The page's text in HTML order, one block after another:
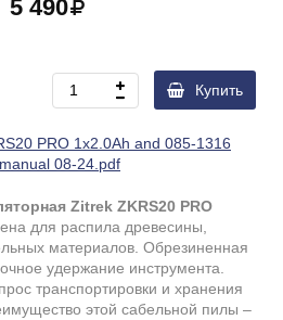
5 490
Купить
PRO 1x2.0Ah and 085-1316
08-24.pdf
Zitrek ZKRS20 PRO
для распила древесины,
материалов. Обрезиненная
удержание инструмента.
транспортировки и хранения
этой сабельной пилы –